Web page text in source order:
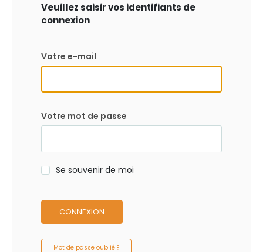
Veuillez saisir vos identifiants de
connexion
Votre e-mail
Votre mot de passe
Se souvenir de moi
CONNEXION
Mot de passe oublié ?